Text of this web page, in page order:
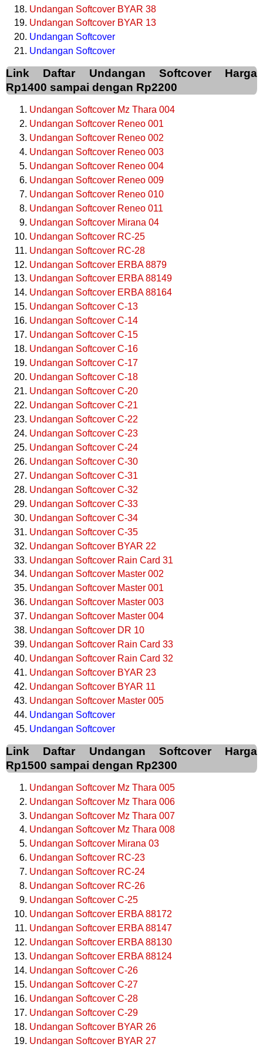
Undangan Softcover BYAR 38
Undangan Softcover BYAR 13
Undangan Softcover
Undangan Softcover
Link Daftar Undangan Softcover Harga
Rp1400 sampai dengan Rp2200
Undangan Softcover Mz Thara 004
Undangan Softcover Reneo 001
Undangan Softcover Reneo 002
Undangan Softcover Reneo 003
Undangan Softcover Reneo 004
Undangan Softcover Reneo 009
Undangan Softcover Reneo 010
Undangan Softcover Reneo 011
Undangan Softcover Mirana 04
Undangan Softcover RC-25
Undangan Softcover RC-28
Undangan Softcover ERBA 8879
Undangan Softcover ERBA 88149
Undangan Softcover ERBA 88164
Undangan Softcover C-13
Undangan Softcover C-14
Undangan Softcover C-15
Undangan Softcover C-16
Undangan Softcover C-17
Undangan Softcover C-18
Undangan Softcover C-20
Undangan Softcover C-21
Undangan Softcover C-22
Undangan Softcover C-23
Undangan Softcover C-24
Undangan Softcover C-30
Undangan Softcover C-31
Undangan Softcover C-32
Undangan Softcover C-33
Undangan Softcover C-34
Undangan Softcover C-35
Undangan Softcover BYAR 22
Undangan Softcover Rain Card 31
Undangan Softcover Master 002
Undangan Softcover Master 001
Undangan Softcover Master 003
Undangan Softcover Master 004
Undangan Softcover DR 10
Undangan Softcover Rain Card 33
Undangan Softcover Rain Card 32
Undangan Softcover BYAR 23
Undangan Softcover BYAR 11
Undangan Softcover Master 005
Undangan Softcover
Undangan Softcover
Link Daftar Undangan Softcover Harga
Rp1500 sampai dengan Rp2300
Undangan Softcover Mz Thara 005
Undangan Softcover Mz Thara 006
Undangan Softcover Mz Thara 007
Undangan Softcover Mz Thara 008
Undangan Softcover Mirana 03
Undangan Softcover RC-23
Undangan Softcover RC-24
Undangan Softcover RC-26
Undangan Softcover C-25
Undangan Softcover ERBA 88172
Undangan Softcover ERBA 88147
Undangan Softcover ERBA 88130
Undangan Softcover ERBA 88124
Undangan Softcover C-26
Undangan Softcover C-27
Undangan Softcover C-28
Undangan Softcover C-29
Undangan Softcover BYAR 26
Undangan Softcover BYAR 27